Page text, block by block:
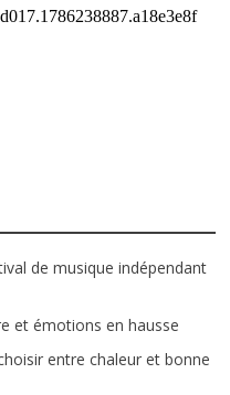
de musique indépendant
et émotions en hausse
entre chaleur et bonne